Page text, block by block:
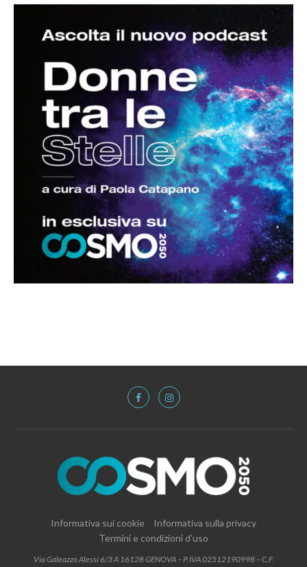
Informativa sui cookie
Informativa sulla privacy
Termini e condizioni d’uso
Via Galeazzo Alessi 6/3 A 16128 GENOVA – P.IVA 02512190998 – C.F.